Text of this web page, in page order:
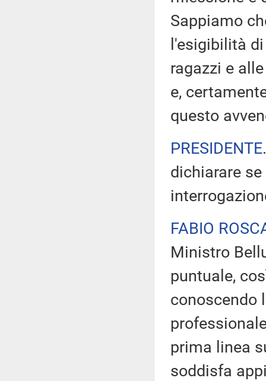
Sappiamo
l'esigibilità
ragazzi e
e,
questo
PRESIDENTE
dichiarare
FABIO
Ministro
puntuale,
conoscendo
prima linea
soddisfa